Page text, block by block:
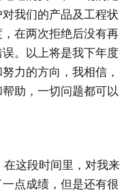
我们的产品及工程状
在两次拒绝后没有再
。以上将是我下年度
力的方向，我相信，
助，一切问题都可以
这段时间里，对我来
点成绩，但是还有很